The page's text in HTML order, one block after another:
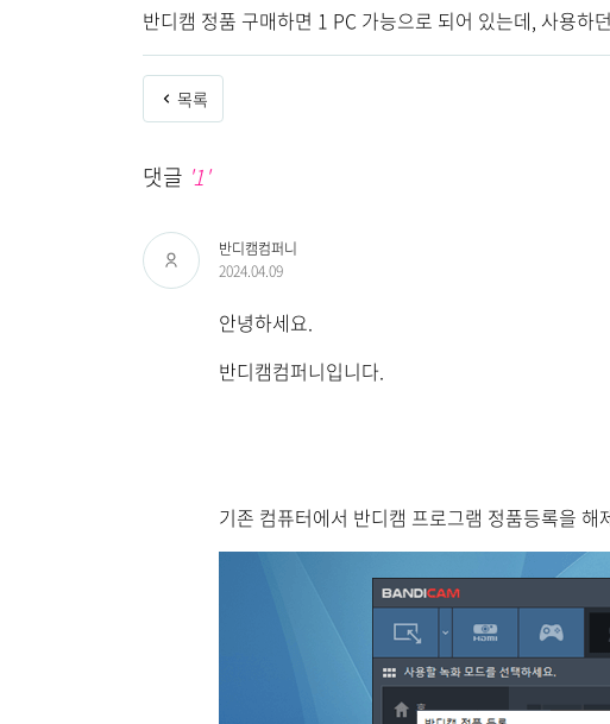
반디캠 정품 구매하면 1 PC 가능으로 되어 있는데, 사용
목록
댓글 '1'
반디캠컴퍼니
2024.04.09
안녕하세요.
반디캠컴퍼니입니다.
기존 컴퓨터에서 반디캠 프로그램 정품등록을